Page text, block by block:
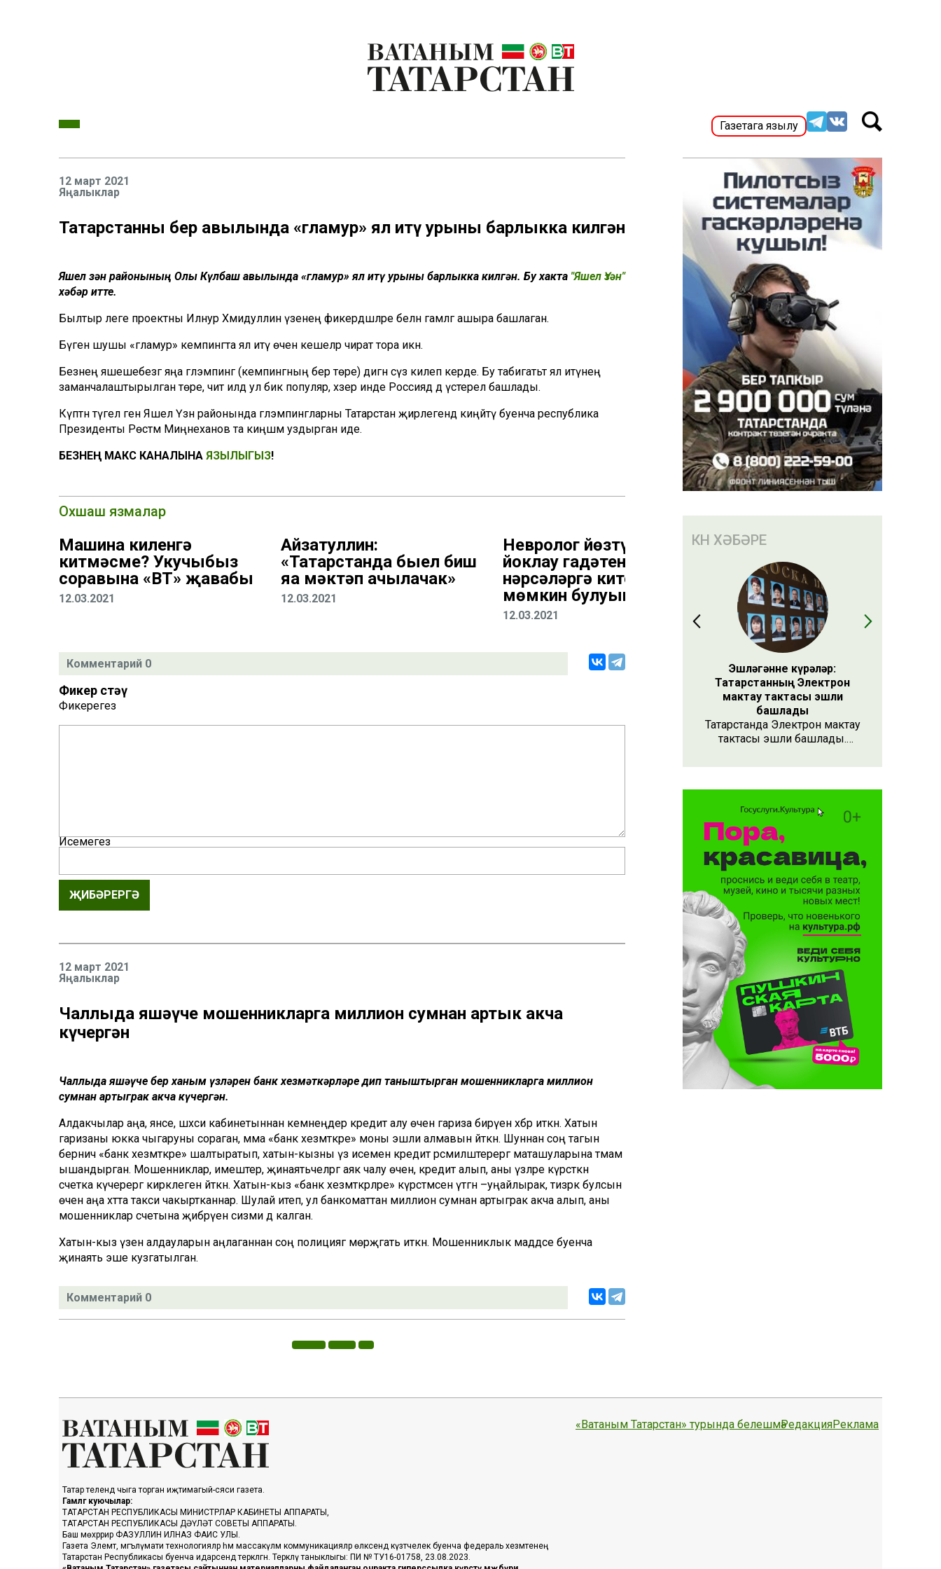
Газетага язылу
12 март 2021
Яңалыклар
Татарстанның бер авылында «гламур» ял итү урыны барлыкка килгән
Яшел Үзән районының Олы Күлбаш авылында «гламур» ял итү урыны барлыкка килгән. Бу хакта "Яшел Үзән"
хәбәр итте.
Былтыр әлеге проектны Илнур Хәмидуллин үзенең фикердәшләре белән гамәлгә ашыра башлаган.
Бүген шушы «гламур» кемпингта ял итү өчен кешеләр чират тора икән.
Безнең яшәешебезгә яңа глэмпинг (кемпингның бер төре) дигән сүз килеп керде. Бу табигатьтә ял итүнең
заманчалаштырылган төре, чит илдә ул бик популяр, хәзер инде Россиядә дә үстерелә башлады.
Күптән түгел генә Яшел Үзән районында глэмпингларны Татарстан җирлегендә киңәйтү буенча республика
Президенты Рөстәм Миңнеханов та киңәшмә уздырган иде.
БЕЗНЕҢ МАКС КАНАЛЫНА ЯЗЫЛЫГЫЗ!
Охшаш язмалар
Машина киленгә
китмәсме? Укучыбыз
соравына «ВТ» җавабы
12.03.2021
Айзатуллин:
«Татарстанда быел биш
яңа мәктәп ачылачак»
12.03.2021
Невролог йөзтүбән
йоклау гадәтенең
нәрсәләргә китерергә
мөмкин булуын аңлатты
12.03.2021
Комментарий 0
Фикер өстәү
Фикерегез
Исемегез
ҖИБӘРЕРГӘ
12 март 2021
Яңалыклар
Чаллыда яшәүче мошенникларга миллион сумнан артык акча
күчергән
Чаллыда яшәүче бер ханым үзләрен банк хезмәткәрләре дип таныштырган мошенникларга миллион
сумнан артыграк акча күчергән.
Алдакчылар аңа, янәсе, шәхси кабинетыннан кемнеңдер кредит алу өчен гариза бирүен хәбәр иткән. Хатын
гаризаны юкка чыгаруны сораган, әмма «банк хезмәткәре» моны эшли алмавын әйткән. Шуннан соң тагын
берничә «банк хезмәткәре» шалтыратып, хатын-кызны үз исеменә кредит рәсмиләштерергә маташуларына тәмам
ышандырган. Мошенниклар, имештер, җинаятьчеләргә аяк чалу өчен, кредит алып, аны үзләре күрсәткән
счетка күчерергә кирәклеген әйткән. Хатын-кыз «банк хезмәткәрләре» күрсәтмәсен үтәгән –уңайлырак, тизрәк булсын
өчен аңа хәтта такси чакыртканнар. Шулай итеп, ул банкоматтан миллион сумнан артыграк акча алып, аны
мошенниклар счетына җибәрүен сизми дә калган.
Хатын-кыз үзен алдауларын аңлаганнан соң полициягә мөрәҗәгать иткән. Мошенниклык маддәсе буенча
җинаять эше кузгатылган.
Комментарий 0
КӨН ХӘБӘРЕ
Эшләгәнне күрәләр:
Татарстанның Электрон
мактау тактасы эшли
башлады
Татарстанда Электрон мактау
тактасы эшли башлады.
күрсәтүнең заманча алымы
тупланган. Исемлекне ел
саен яңартып торачаклар.
Лаеклыларга исә махсус
таныклык та бирәчәкләр.
Татар телендә чыга торган иҗтимагый-сәяси газета.
Гамәлгә куючылар:
ТАТАРСТАН РЕСПУБЛИКАСЫ МИНИСТРЛАР КАБИНЕТЫ АППАРАТЫ,
ТАТАРСТАН РЕСПУБЛИКАСЫ ДӘҮЛӘТ СОВЕТЫ АППАРАТЫ.
Баш мөхәррир ФАЗУЛЛИН ИЛНАЗ ФАИС УЛЫ.
Газета Элемтә, мәгълүмати технологияләр һәм массакүләм коммуникацияләр өлкәсендә күзәтчелек буенча федераль хезмәтенең
Татарстан Республикасы буенча идарәсендә теркәлгән. Теркәлү таныклыгы: ПИ № ТУ16-01758, 23.08.2023.
«Ватаным Татарстан» турында белешмәРедакцияРеклама